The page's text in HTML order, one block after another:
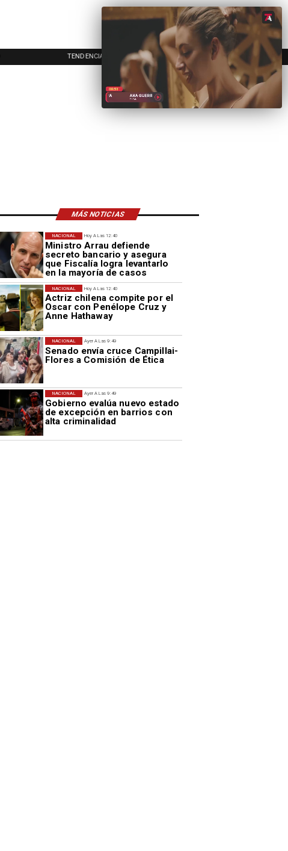
TENDENCIAS EVENTOS
MÁS NOTICIAS
Hoy A Las 12:40
Ministro Arrau defiende
secreto bancario y asegura
que Fiscalía logra levantarlo
en la mayoría de casos
NACIONAL
Hoy A Las 12:40
Actriz chilena compite por el
Oscar con Penélope Cruz y
Anne Hathaway
NACIONAL
Ayer A Las 9:49
Senado envía cruce Campillai-
Flores a Comisión de Ética
NACIONAL
Ayer A Las 9:49
Gobierno evalúa nuevo estado
de excepción en barrios con
alta criminalidad
NACIONAL